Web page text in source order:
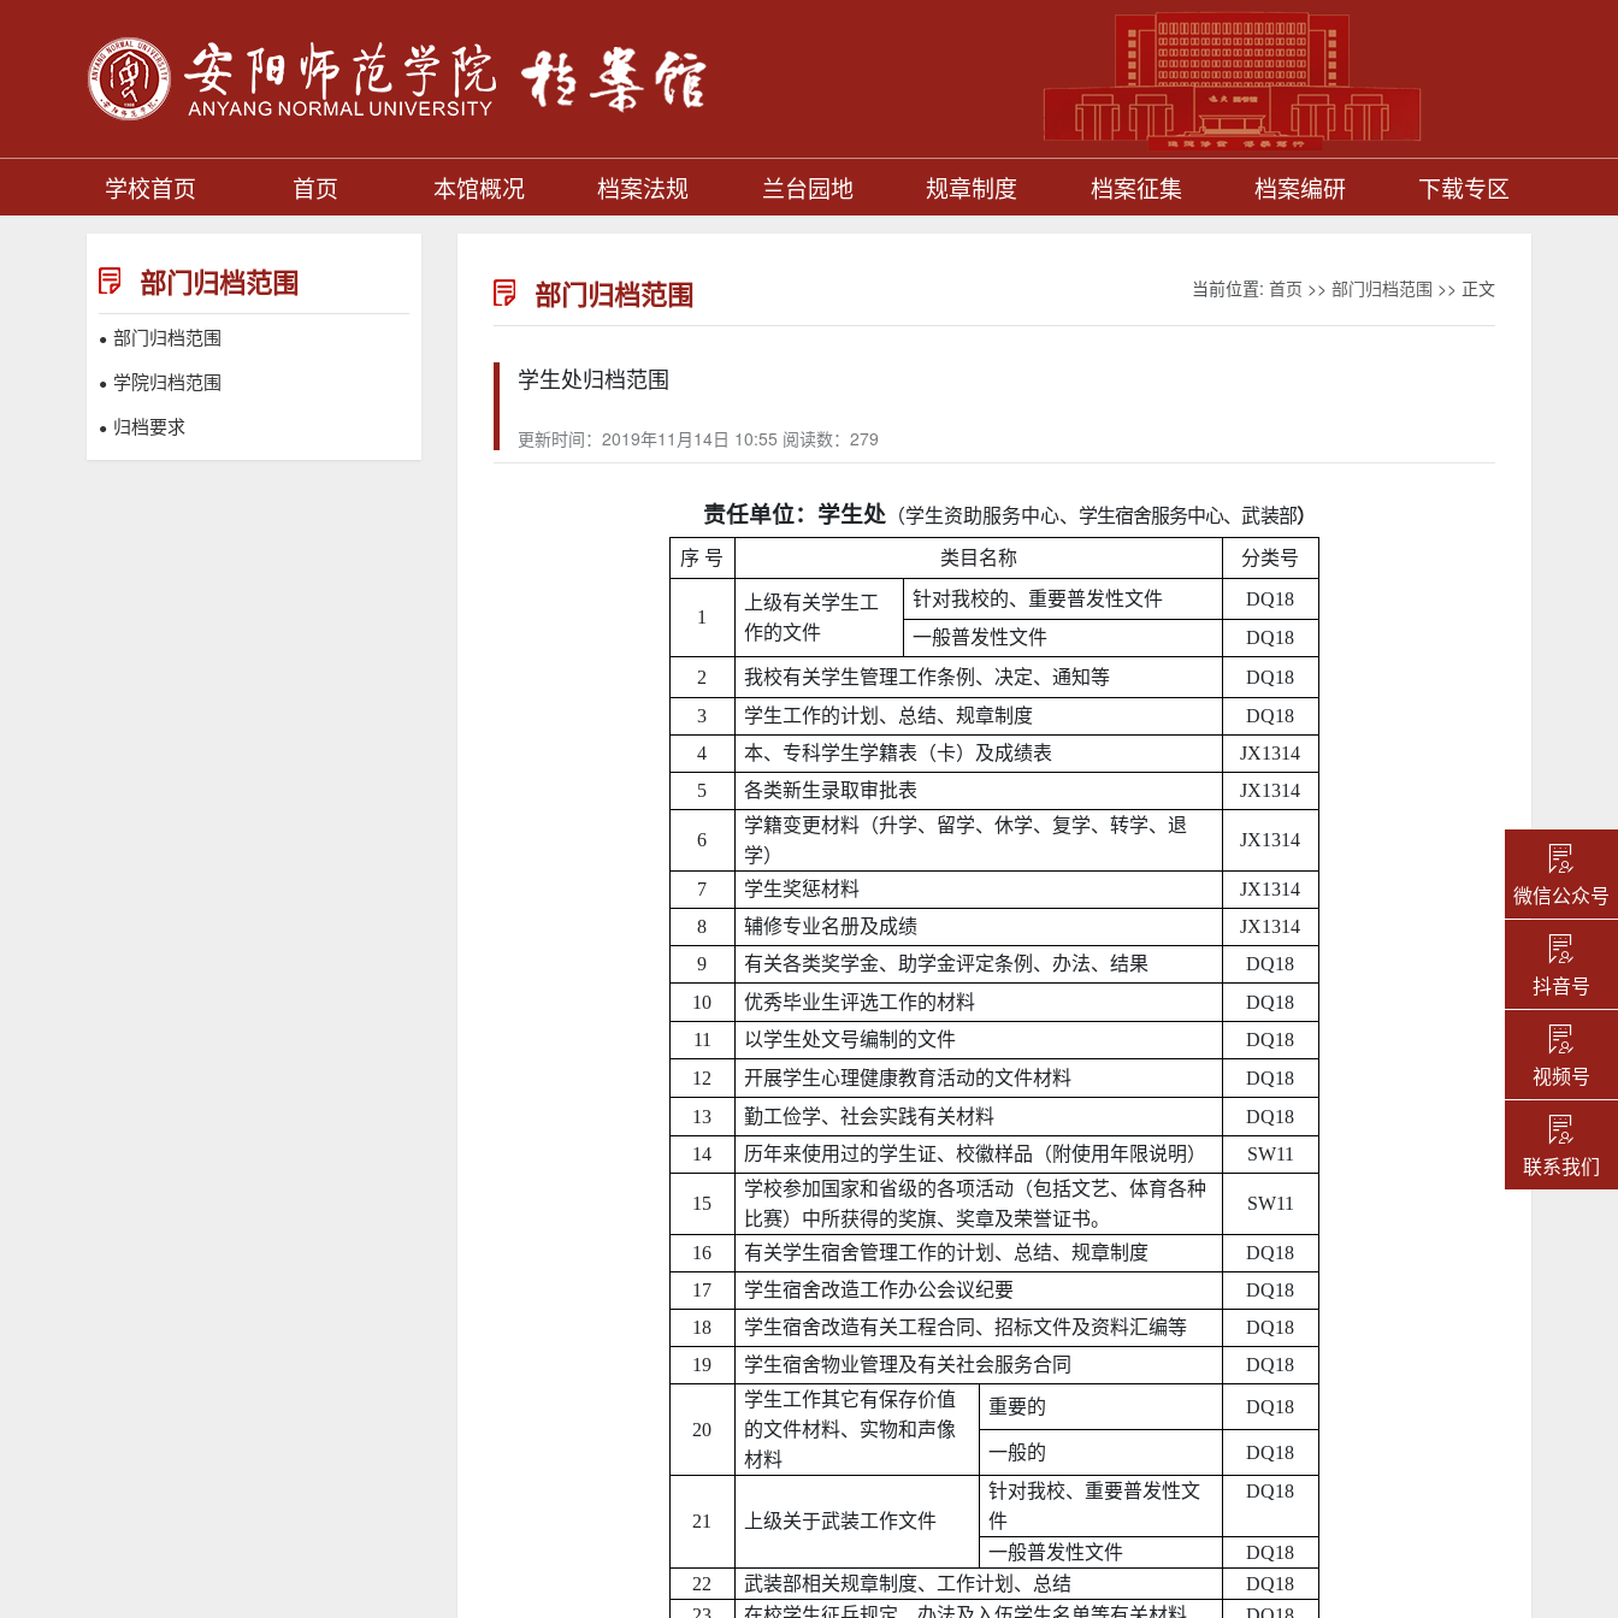
学校首页 首页 本馆概况 档案法规 兰台园地 规章制度 档案征集 档案编研 下载专区
部门归档范围
● 部门归档范围
● 学院归档范围
● 归档要求
部门归档范围 当前位置: 首页 >> 部门归档范围 >> 正文
学生处归档范围
更新时间：2019年11月14日 10:55 阅读数： 279
责任单位： 学生处（学生资助服务中心、 学生宿舍服务中心、武装部）
序 号 类目名称 分类号
1
上级有关学生工
作的文件
针对我校的、重要普发性文件
DQ18
一般普发性文件
DQ18
2
我校有关学生管理工作条例、决定、通知等
DQ18
3
学生工作的计划、总结、规章制度
DQ18
4
本、专科学生学籍表（卡）及成绩表
JX1314
5
各类新生录取审批表 JX1314
6
学籍变更材料（升学、留学、休学、复学、转学、退
学）
JX1314
7 学生奖惩材料
JX1314
8
辅修专业名册及成绩
JX1314
9
有关各类奖学金、助学金评定条例、办法、结果
DQ18
10
优秀毕业生评选工作的材料
DQ18
11
以学生处文号编制的文件
DQ18
12
开展学生心理健康教育活动的文件材料
DQ18
13
勤工俭学、社会实践有关材料
DQ18
14
历年来使用过的学生证、校徽样品（附使用年限说明） SW11
15
学校参加国家和省级的各项活动（包括文艺、体育各种
比赛）中所获得的奖旗、奖章及荣誉证书。
SW11
16 有关学生宿舍管理工作的计划、总结、规章制度
DQ18
17
学生宿舍改造工作办公会议纪要
DQ18
18
学生宿舍改造有关工程合同、招标文件及资料汇编等
DQ18
19
学生宿舍物业管理及有关社会服务合同 DQ18
20
学生工作其它有保存价值
的文件材料、实物和声像
材料
重要的 DQ18
一般的 DQ18
21 上级关于武装工作文件
针对我校、重要普发性文
件
DQ18
一般普发性文件
DQ18
22
武装部相关规章制度、工作计划、总结
DQ18
微信公众号
抖音号
视频号
联系我们